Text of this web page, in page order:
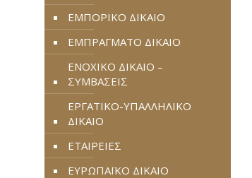
ΕΜΠΟΡΙΚΟ ΔΙΚΑΙΟ
ΕΜΠΡΑΓΜΑΤΟ ΔΙΚΑΙΟ
ΕΝΟΧΙΚΟ ΔΙΚΑΙΟ –
ΣΥΜΒΑΣΕΙΣ
ΕΡΓΑΤΙΚΟ-ΥΠΑΛΛΗΛΙΚΟ
ΔΙΚΑΙΟ
ΕΤΑΙΡΕΙΕΣ
ΕΥΡΩΠΑΪΚΟ ΔΙΚΑΙΟ